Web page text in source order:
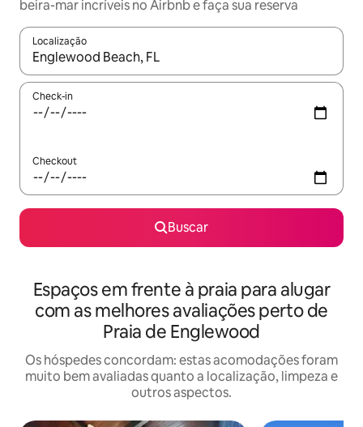
beira-mar incríveis no Airbnb e faça sua reserva
Localização
Quando os resultados estiverem disponíveis, explore-os
Check-in
Checkout
Buscar
Espaços em frente à praia para alugar
com as melhores avaliações perto de
Praia de Englewood
Os hóspedes concordam: estas acomodações foram
muito bem avaliadas quanto a localização, limpeza e
outros aspectos.